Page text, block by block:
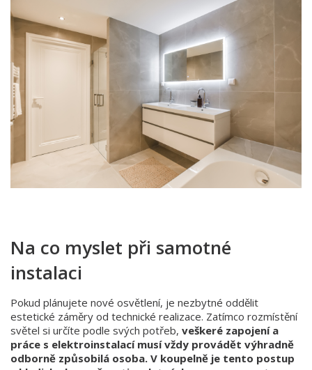
Na co myslet při samotné
instalaci
Pokud plánujete nové osvětlení, je nezbytné oddělit
estetické záměry od technické realizace. Zatímco rozmístění
světel si určíte podle svých potřeb, veškeré zapojení a
práce s elektroinstalací musí vždy provádět výhradně
odborně způsobilá osoba. V koupelně je tento postup